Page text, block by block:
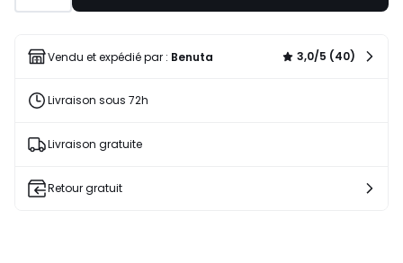
au
de
79,00
43%
réduction
appliquée.
Vendu et expédié par : Benuta 3,0/5 (40)
Livraison sous 72h
Livraison gratuite
Retour gratuit